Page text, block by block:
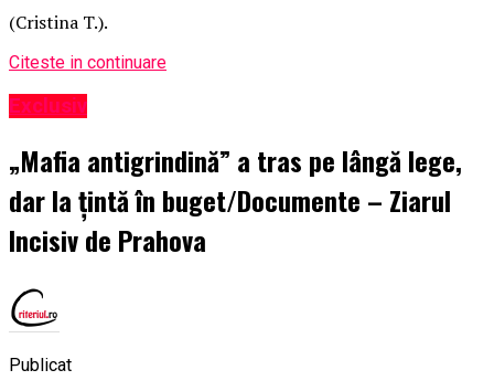
(Cristina T.).
Citeste in continuare
Exclusiv
„Mafia antigrindină” a tras pe lângă lege,
dar la țintă în buget/Documente – Ziarul
Incisiv de Prahova
Publicat